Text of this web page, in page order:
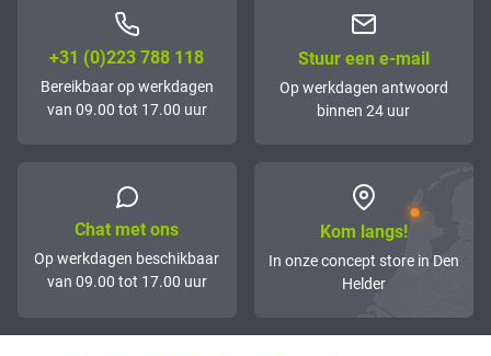
+31 (0)223 788 118
Bereikbaar op werkdagen
van 09.00 tot 17.00 uur
Stuur een e-mail
Op werkdagen antwoord
binnen 24 uur
Chat met ons
Op werkdagen beschikbaar
van 09.00 tot 17.00 uur
Kom langs!
In onze concept store in Den
Helder